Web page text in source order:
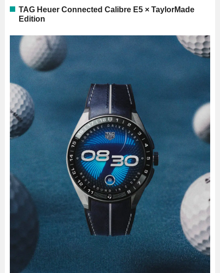
TAG Heuer Connected Calibre E5 × TaylorMade
Edition